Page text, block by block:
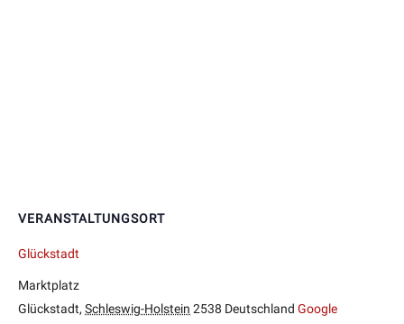
VERANSTALTUNGSORT
Glückstadt
Marktplatz
Glückstadt, Schleswig-Holstein 2538 Deutschland Google